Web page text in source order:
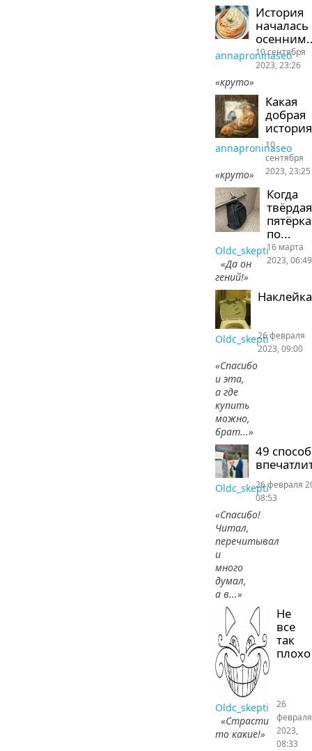
История
началась
annaproninaseo
«круто»
10 сентября
2023, 23:26
Какая
добрая
история
annaproninaseo
«круто»
10
сентября
2023, 23:25
Когда
твёрдая
пятёрка
по...
Oldc_skepti
«Да он
гений!»
16 марта
2023, 06:49
Наклейка
Oldc_skepti
«Спасибо
и эта,
а где
купить
можно,
брат...»
26 февраля
2023, 09:00
49
Oldc_skepti
«Спасибо!
Читал,
перечитывал
и
много
думал,
а в...»
26 февраля
08:53
Не
все
так
плохо
Oldc_skepti
«Страсти
то какие!»
26
февраля
2023,
08:33